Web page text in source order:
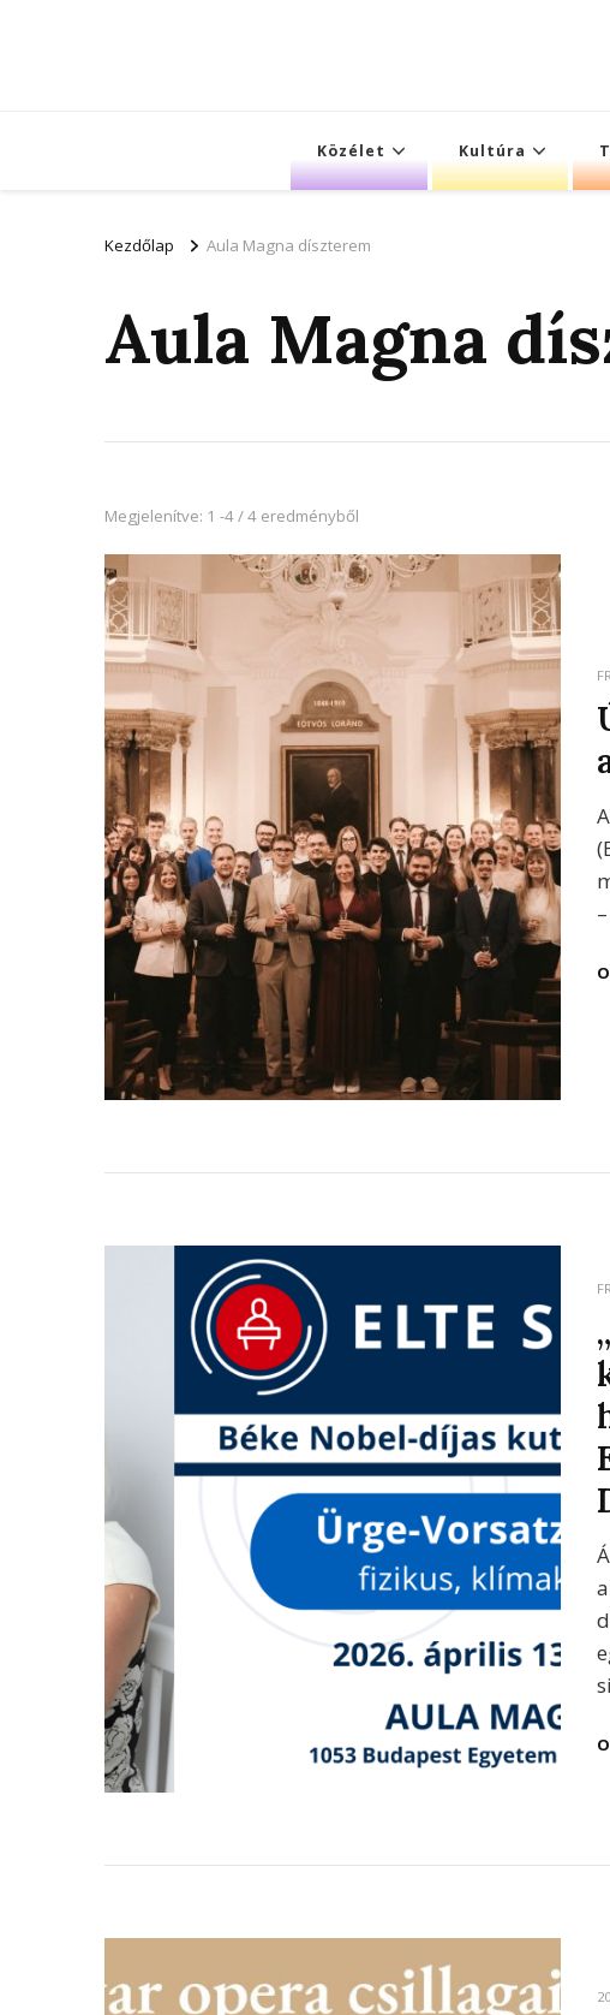
Közélet Kultúra
Kezdőlap Aula Magna díszterem
Aula Magna
Megjelenítve: 1 -4 / 4 eredményből